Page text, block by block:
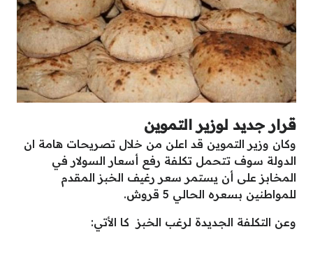
قرار جديد لوزير التموين
وكان وزير التموين قد اعلن من خلال تصريحات هامة ان
الدولة سوف تتحمل تكلفة رفع أسعار السولار في
المخابز على أن يستمر سعر رغيف الخبز المقدم
للمواطنين بسعره الحالي 5 قروش.
وعن التكلفة الجديدة لرغب الخبز كا الأتي: